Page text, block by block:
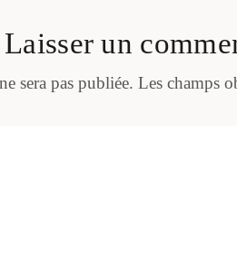
Laisser un
sera pas publiée. Les champs